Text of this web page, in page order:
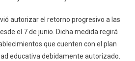
autorizar el retorno progresivo a las
el 7 de junio. Dicha medida regirá
que cuenten con el plan
educativa debidamente autorizado.